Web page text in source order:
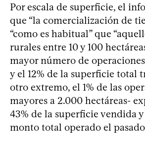
Por escala de superficie, el
que “la comercialización de
“como es habitual” que
rurales entre 10 y 100
mayor número de
y el 12% de la superficie total
otro extremo, el 1% de las
mayores a 2.000 hectáreas-
43% de la superficie vendida
monto total operado el pasado